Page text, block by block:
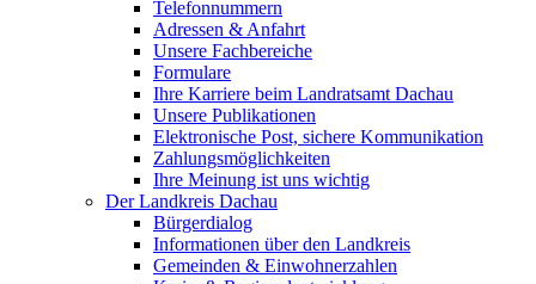
Telefonnummern
Adressen & Anfahrt
Unsere Fachbereiche
Formulare
Ihre Karriere beim Landratsamt Dachau
Unsere Publikationen
Elektronische Post, sichere Kommunikation
Zahlungsmöglichkeiten
Ihre Meinung ist uns wichtig
Der Landkreis Dachau
Bürgerdialog
Informationen über den Landkreis
Gemeinden & Einwohnerzahlen